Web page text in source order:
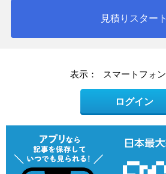
見積りスタート
表示： スマートフォン
ログイン